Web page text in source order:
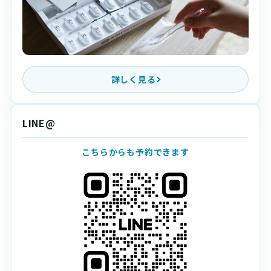
詳しく見る
LINE@
こちらからも予約できます